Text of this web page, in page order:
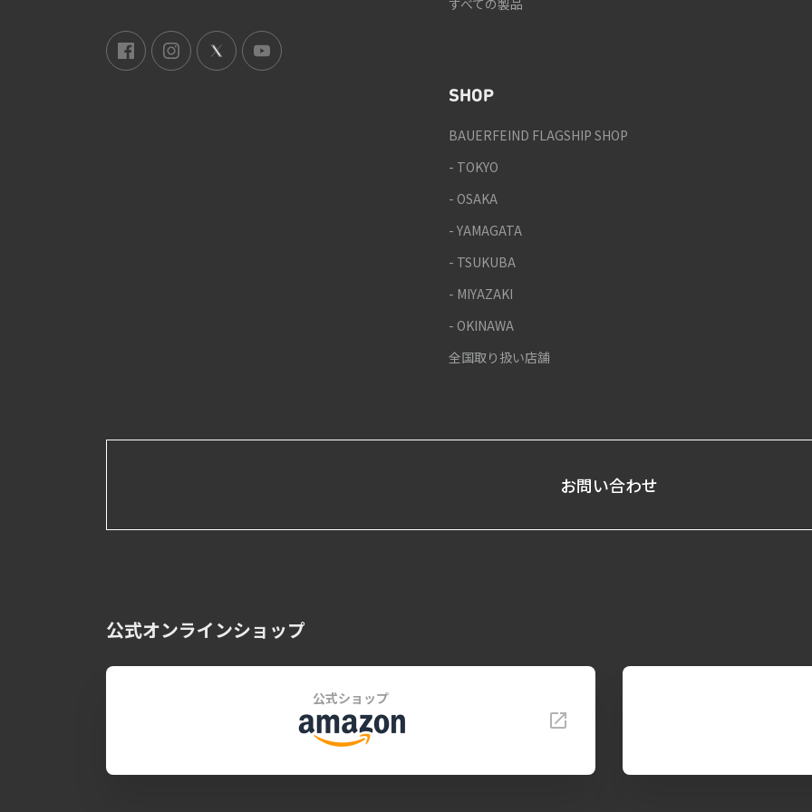
すべての製品
SHOP
BAUERFEIND FLAGSHIP SHOP
- TOKYO
- OSAKA
- YAMAGATA
- TSUKUBA
- MIYAZAKI
- OKINAWA
全国取り扱い店舗
お問い合わせ
公式オンラインショップ
公式ショップ